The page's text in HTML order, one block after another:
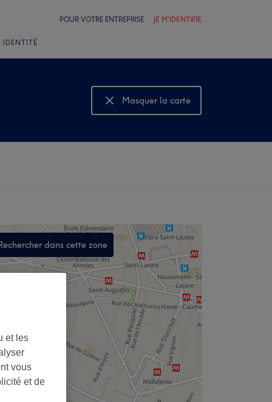
POUR VOTRE ENTREPRISE JE M'IDENTIFIE
IDENTITÉ
Masquer la carte
Montrer la carte
dans cette zone
,
et les
vous
et de